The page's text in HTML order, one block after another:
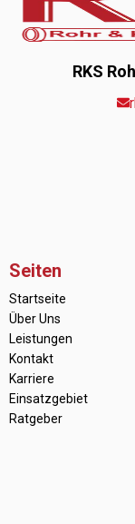
RKS
Seiten
Startseite
Über Uns
Leistungen
Kontakt
Karriere
Einsatzgebiet
Ratgeber